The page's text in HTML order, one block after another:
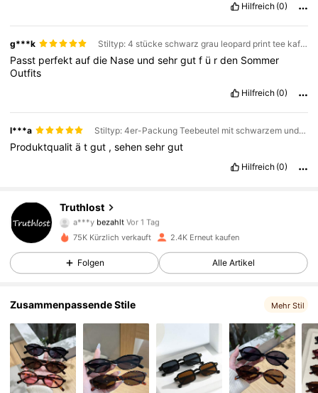
Hilfreich (0)
g***k Stiltyp: 4 stücke schwarz grau leopard print tee kaffee blau
Passt perfektaufdie Nase undsehrgutf ü rden Sommer
Outfits
Hilfreich (0)
l***a Stiltyp: 4er-Packung Teebeutel mit schwarzem und grauem Leopardenmuster
Produktqualitätgut ,sehensehrgut
Hilfreich (0)
Truthlost
a***ybezahlt
e***1istVor 1 Tag gefolgt
4,77 779 Follower
4,77 779 Follower
75K Kürzlich verkauft 2.4K Erneut kaufen
Folgen Alle Artikel
Zusammenpassende Stile Mehr Stil